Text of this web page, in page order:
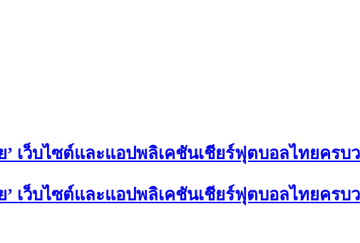
’ เว็บไซต์และแอปพลิเคชันเชียร์ฟุตบอลไทยครบ
’ เว็บไซต์และแอปพลิเคชันเชียร์ฟุตบอลไทยครบ